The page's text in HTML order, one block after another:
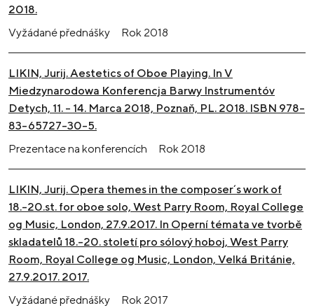
2018.
Vyžádané přednášky
Rok 2018
LIKIN, Jurij. Aestetics of Oboe Playing. In V
Miedzynarodowa Konferencja Barwy Instrumentóv
Detych, 11. – 14. Marca 2018, Poznaň, PL. 2018. ISBN 978-
83-65727-30-5.
Prezentace na konferencích
Rok 2018
LIKIN, Jurij. Opera themes in the composer´s work of
18.-20.st. for oboe solo, West Parry Room, Royal College
og Music, London, 27.9.2017. In Operní témata ve tvorbě
skladatelů 18.-20. století pro sólový hoboj, West Parry
Room, Royal College og Music, London, Velká Británie,
27.9.2017. 2017.
Vyžádané přednášky
Rok 2017